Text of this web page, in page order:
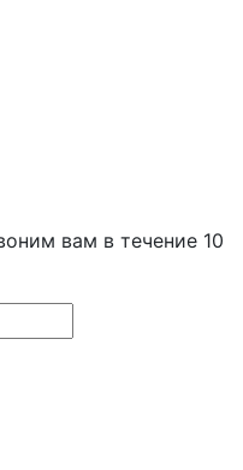
вам в течение 10